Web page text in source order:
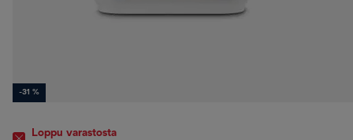
-31 %
Loppu varastosta